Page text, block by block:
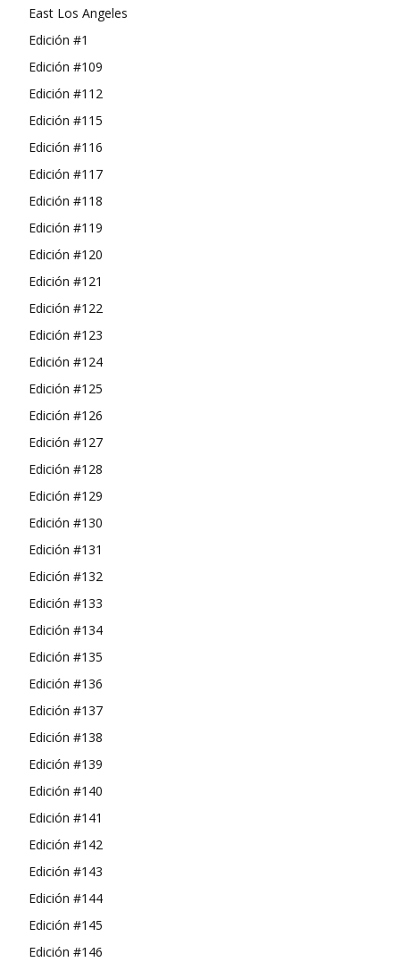
East Los Angeles
Edición #1
Edición #109
Edición #112
Edición #115
Edición #116
Edición #117
Edición #118
Edición #119
Edición #120
Edición #121
Edición #122
Edición #123
Edición #124
Edición #125
Edición #126
Edición #127
Edición #128
Edición #129
Edición #130
Edición #131
Edición #132
Edición #133
Edición #134
Edición #135
Edición #136
Edición #137
Edición #138
Edición #139
Edición #140
Edición #141
Edición #142
Edición #143
Edición #144
Edición #145
Edición #146